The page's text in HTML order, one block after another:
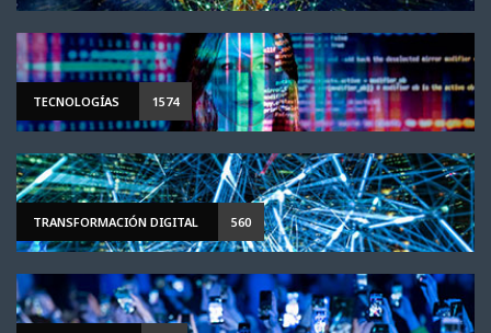
TECNOLOGÍAS 1574
TRANSFORMACIÓN DIGITAL 560